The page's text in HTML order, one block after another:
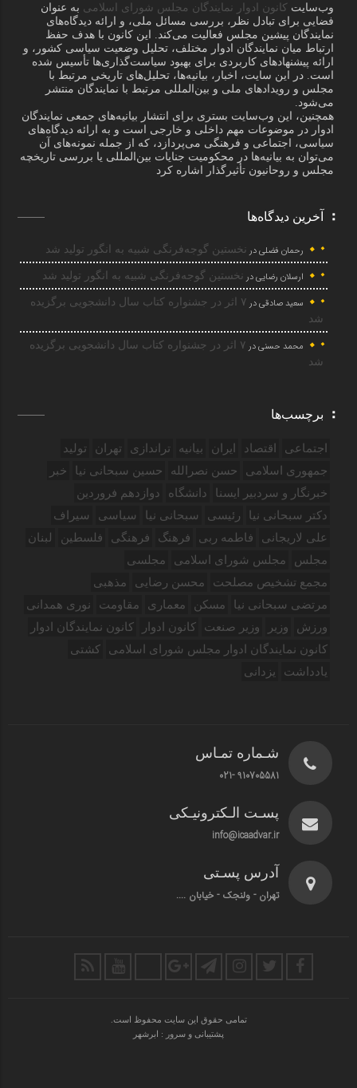
وب‌سایت کانون ادوار نمایندگان مجلس شورای اسلامی به عنوان
فضایی برای تبادل نظر، بررسی مسائل ملی، و ارائه دیدگاه‌های
نمایندگان پیشین مجلس فعالیت می‌کند. این کانون با هدف حفظ
ارتباط میان نمایندگان ادوار مختلف، تحلیل وضعیت سیاسی کشور، و
ارائه پیشنهادهای کاربردی برای بهبود سیاست‌گذاری‌ها تأسیس شده
است. در این سایت، اخبار، بیانیه‌ها، تحلیل‌های تاریخی مرتبط با
مجلس و رویدادهای ملی و بین‌المللی مرتبط با نمایندگان منتشر
می‌شود.
همچنین، این وب‌سایت بستری برای انتشار بیانیه‌های جمعی نمایندگان
ادوار در موضوعات مهم داخلی و خارجی است و به ارائه دیدگاه‌های
سیاسی، اجتماعی و فرهنگی می‌پردازد، که از جمله نمونه‌های آن
می‌توان به بیانیه‌ها در محکومیت جنایات بین‌المللی یا بررسی تاریخچه
مجلس و روحانیون تأثیرگذار اشاره کرد
آخرین دیدگاه‌ها
رحمان فضلیدر نخستین گوجه‌فرنگی شبیه به انگور تولید شد
ارسلان رضاییدر نخستین گوجه‌فرنگی شبیه به انگور تولید شد
سعید صادقیدر
۷ اثر در جشنواره کتاب سال دانشجویی برگزیده
شد
محمد حسنیدر
۷ اثر در جشنواره کتاب سال دانشجویی برگزیده
شد
برچسب‌ها
اجتماعی اقتصاد ایران بیانیه تراندازی تهران
تولید
جمهوری اسلامی
حسن نصرالله حسین سبحانی نیا
خبر
خبرنگار و سردبیر ایسنا
دانشگاه
دوازدهم فروردین‌
دکتر سبحانی نیا
رئیسی سبحانی نیا سیاسی
سیراف
علی لاریجانی
فاطمه ربی فرهنگ فرهنگی فلسطین
لبنان
مجلس
مجلس شورای اسلامی
مجلسی
مجمع تشخیص مصلحت
محسن رضایی
مذهبی
مرتضی سبحانی نیا
مسکن معماری مقاومت
نوری همدانی
ورزش
وزیر وزیر صنعت کانون ادوار
کانون نمایندگان ادوار
کانون نمایندگان ادوار مجلس شورای اسلامی
کشتی
یادداشت
یزدانی
شـماره تمـاس
910705581 -021
پسـت الـکترونیـکی
info@icaadvar.ir
آدرس پسـتی
تهران - ولنجک - خیابان ....
تمامی حقوق این سایت محفوظ است.
پشتیبانی و سرور : ابرشهر